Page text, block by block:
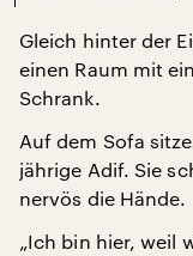
Gleich hinter der
einen Raum mit
Schrank.
Auf dem Sofa
jährige Adif. Sie
nervös die Hände.
„Ich bin hier, weil